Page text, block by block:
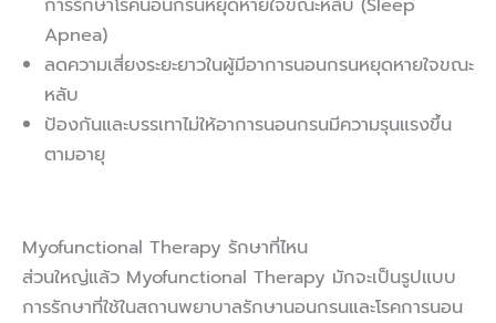
Apnea)
ลดความเสี่ยงระยะยาวในผู้มีอาการนอนกรนหยุดหายใจขณะ
หลับ
ป้องกันและบรรเทาไม่ให้อาการนอนกรนมีความรุนแรงขึ้น
ตามอายุ
Myofunctional Therapy รักษาที่ไหน
ส่วนใหญ่แล้ว Myofunctional Therapy มักจะเป็นรูปแบบ
การรักษาที่ใช้ในสถานพยาบาลรักษานอนกรนและโรคการนอน